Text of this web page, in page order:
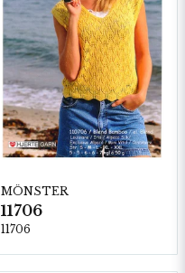
MÖNSTER
11706
11706